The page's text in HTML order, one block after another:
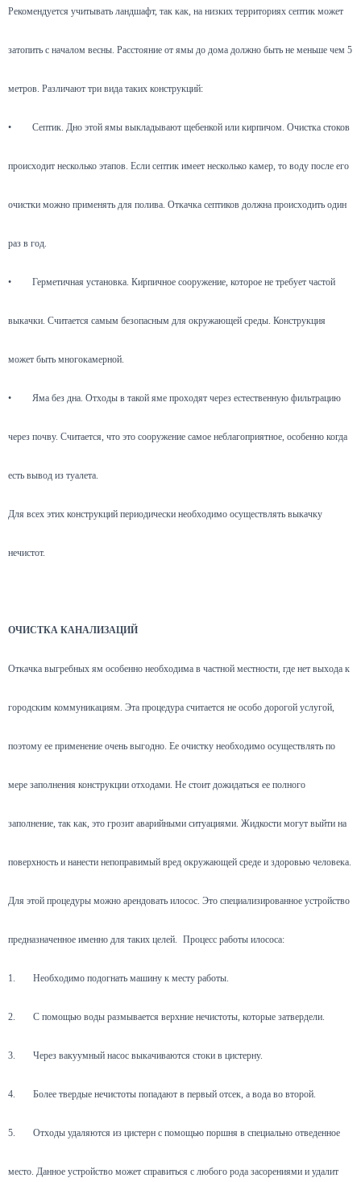
Рекомендуется учитывать ландшафт, так как, на низких территориях септик может
затопить с началом весны. Расстояние от ямы до дома должно быть не меньше чем 5
метров. Различают три вида таких конструкций:
• Септик. Дно этой ямы выкладывают щебенкой или кирпичом. Очистка стоков
происходит несколько этапов. Если септик имеет несколько камер, то воду после его
очистки можно применять для полива. Откачка септиков должна происходить один
раз в год.
• Герметичная установка. Кирпичное сооружение, которое не требует частой
выкачки. Считается самым безопасным для окружающей среды. Конструкция
может быть многокамерной.
• Яма без дна. Отходы в такой яме проходят через естественную фильтрацию
через почву. Считается, что это сооружение самое неблагоприятное, особенно когда
есть вывод из туалета.
Для всех этих конструкций периодически необходимо осуществлять выкачку
нечистот.
ОЧИСТКА КАНАЛИЗАЦИЙ
Откачка выгребных ям особенно необходима в частной местности, где нет выхода к
городским коммуникациям. Эта процедура считается не особо дорогой услугой,
поэтому ее применение очень выгодно. Ее очистку необходимо осуществлять по
мере заполнения конструкции отходами. Не стоит дожидаться ее полного
заполнение, так как, это грозит аварийными ситуациями. Жидкости могут выйти на
поверхность и нанести непоправимый вред окружающей среде и здоровью человека.
Для этой процедуры можно арендовать илосос. Это специализированное устройство
предназначенное именно для таких целей. Процесс работы илососа:
1. Необходимо подогнать машину к месту работы.
2. С помощью воды размывается верхние нечистоты, которые затвердели.
3. Через вакуумный насос выкачиваются стоки в цистерну.
4. Более твердые нечистоты попадают в первый отсек, а вода во второй.
5. Отходы удаляются из цистерн с помощью поршня в специально отведенное
место. Данное устройство может справиться с любого рода засорениями и удалит